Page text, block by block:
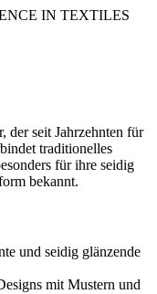
IN TEXTILES
der seit Jahrzehnten für
traditionelles
für ihre seidig
bekannt.
und seidig glänzende
mit Mustern und